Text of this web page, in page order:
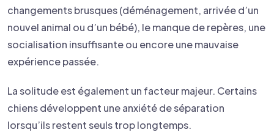
changements brusques (déménagement, arrivée d’un
nouvel animal ou d’un bébé), le manque de repères, une
socialisation insuffisante ou encore une mauvaise
expérience passée.
La solitude est également un facteur majeur. Certains
chiens développent une anxiété de séparation
lorsqu’ils restent seuls trop longtemps.